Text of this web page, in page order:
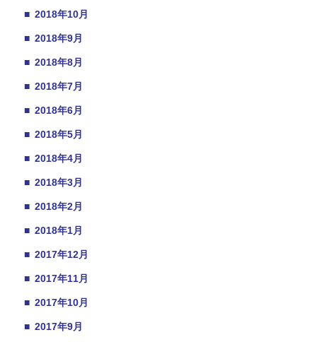
■ 2018年10月
■ 2018年9月
■ 2018年8月
■ 2018年7月
■ 2018年6月
■ 2018年5月
■ 2018年4月
■ 2018年3月
■ 2018年2月
■ 2018年1月
■ 2017年12月
■ 2017年11月
■ 2017年10月
■ 2017年9月